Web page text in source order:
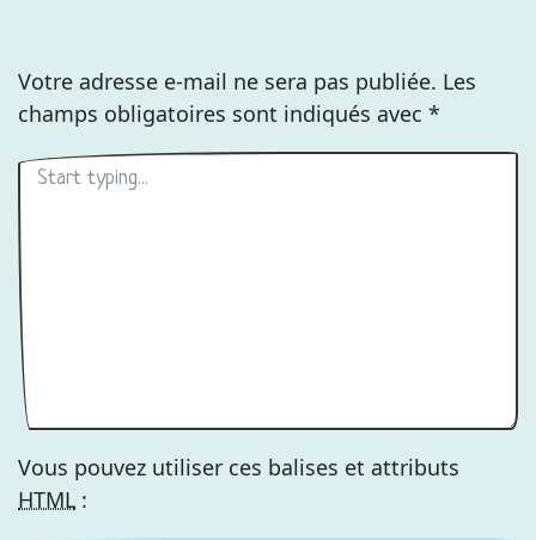
Votre adresse e-mail ne sera pas publiée. Les
champs obligatoires sont indiqués avec *
Vous pouvez utiliser ces balises et attributs
HTML :